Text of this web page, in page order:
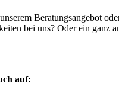
Beratungsangebot
bei uns? Oder ein ganz
auf: